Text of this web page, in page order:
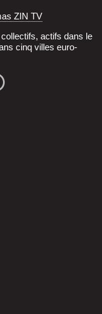
ZIN TV
actifs dans le
cinq villes euro­